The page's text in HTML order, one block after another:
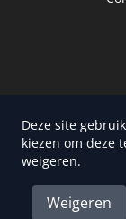
Deze site
kiezen om deze
weigeren.
Weigeren